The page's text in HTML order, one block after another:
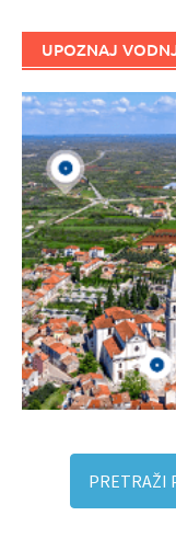
UPOZNAJ
PRETRAŽI